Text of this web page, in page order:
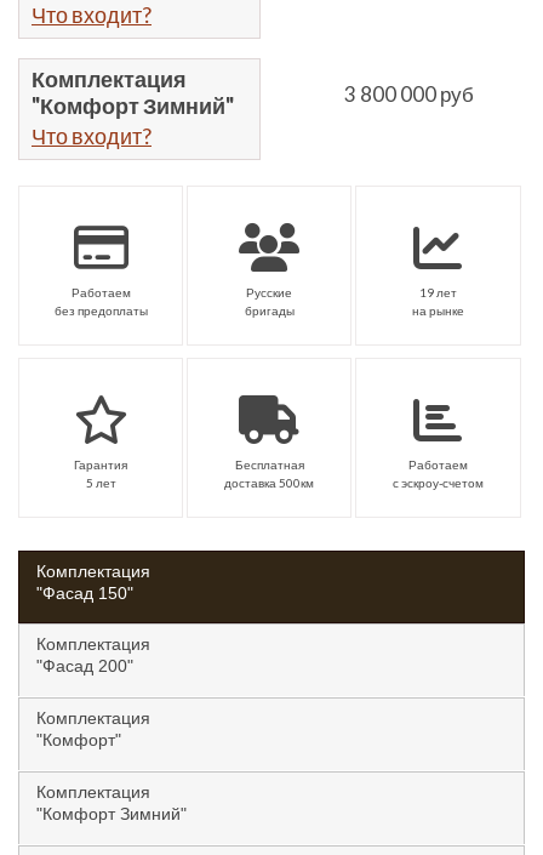
Что входит?
Комплектация
"Комфорт Зимний"
Что входит?
3 800 000 руб
Работаем
без предоплаты
Русские
бригады
19 лет
на рынке
Гарантия
5 лет
Бесплатная
доставка 500км
Работаем
с эскроу-счетом
Комплектация
"Фасад 150"
Комплектация
"Фасад 200"
Комплектация
"Комфорт"
Комплектация
"Комфорт Зимний"